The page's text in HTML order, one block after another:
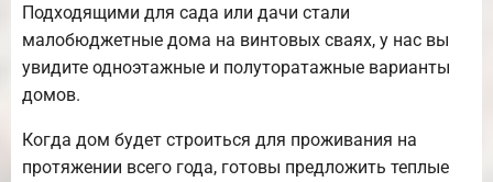
Подходящими для сада или дачи стали
малобюджетные дома на винтовых сваях, у нас вы
увидите одноэтажные и полуторатажные варианты
домов.
Когда дом будет строиться для проживания на
протяжении всего года, готовы предложить теплые